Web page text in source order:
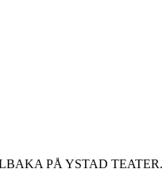
PÅ YSTAD TEATER.